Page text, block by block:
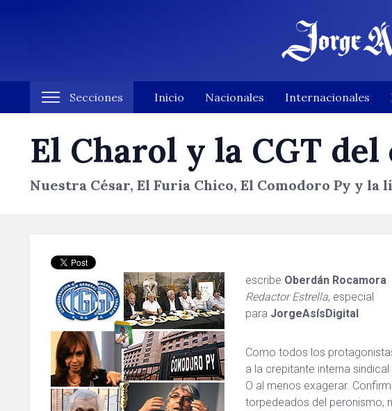
Secciones Inicio Nacionales Internacionales
El Charol y la CGT
Nuestra César, El Furia Chico, El Comodoro Py y la
escribe Oberdán Rocamora
Redactor Estrella, especial
para JorgeAsísDigital
Como todos los
a la crepitante interna
O al menos exagerar.
torpedeados del peronismo,